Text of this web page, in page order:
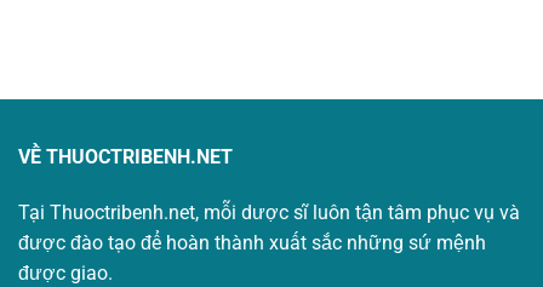
VỀ THUOCTRIBENH.NET
Tại Thuoctribenh.net, mỗi dược sĩ luôn tận tâm phục vụ và
được đào tạo để hoàn thành xuất sắc những sứ mệnh
được giao.